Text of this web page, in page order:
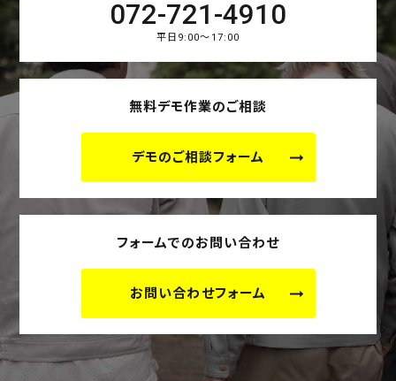
072-721-4910
平日9:00～17:00
無料デモ作業のご相談
デモのご相談フォーム
フォームでのお問い合わせ
お問い合わせフォーム